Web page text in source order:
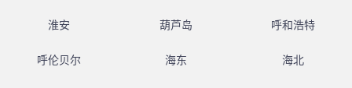
淮安 葫芦岛 呼和浩特
呼伦贝尔 海东 海北